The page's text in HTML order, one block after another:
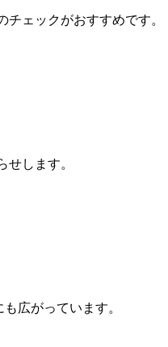
ェックがおすすめです。
します。
広がっています。